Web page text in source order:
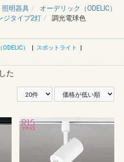
照明器具
オーデリック（ODELIC）
ジタイプ2灯 調光電球色
） | スポットライト
|
た